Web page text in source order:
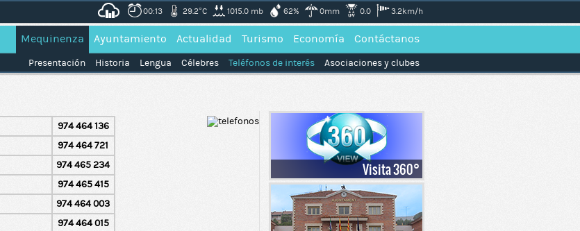
00:13 29.2°C 1015.0 mb 62% 0mm 0.0 3.2km/h
Mequinenza Ayuntamiento Actualidad Turismo Economía Contáctanos
Presentación Historia Lengua Célebres Teléfonos de interés Asociaciones y clubes
974 464 136
974 464 721
974 465 234
974 465 415
974 464 003
974 464 015
Visita 360°